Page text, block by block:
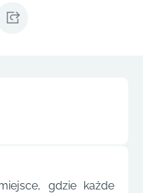
gdzie każde